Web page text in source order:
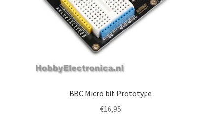
BBC Micro bit Prototype
€16,95